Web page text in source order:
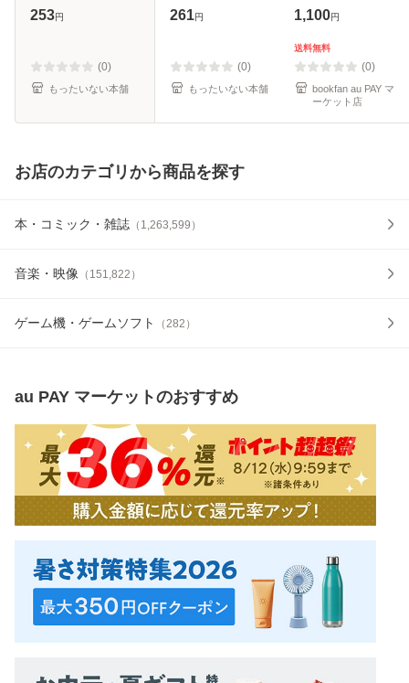
大場つぐみ、小畑
無料】
253円
(0)
もったいない本舗
[文庫]【メール便送
261円
(0)
もったいない本舗
1,100円
送料無料
(0)
bookfan au PAY マ
ーケット店
お店のカテゴリから商品を探す
本・コミック・雑誌 （ 1,263,599 ）
音楽・映像 （ 151,822 ）
ゲーム機・ゲームソフト （282 ）
au PAY マーケットのおすすめ